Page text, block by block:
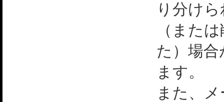
り分け
（また
た）場
ます。
また、